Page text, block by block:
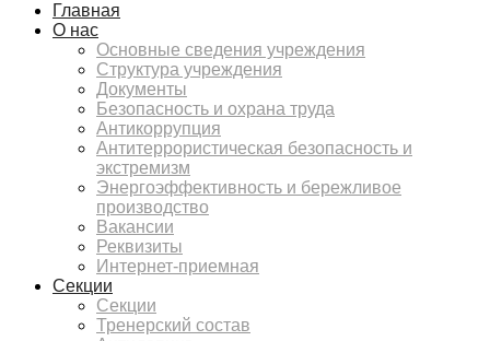
Главная
О нас
Основные сведения учреждения
Структура учреждения
Документы
Безопасность и охрана труда
Антикоррупция
Антитеррористическая безопасность и
экстремизм
Энергоэффективность и бережливое
производство
Вакансии
Реквизиты
Интернет-приемная
Секции
Секции
Тренерский состав